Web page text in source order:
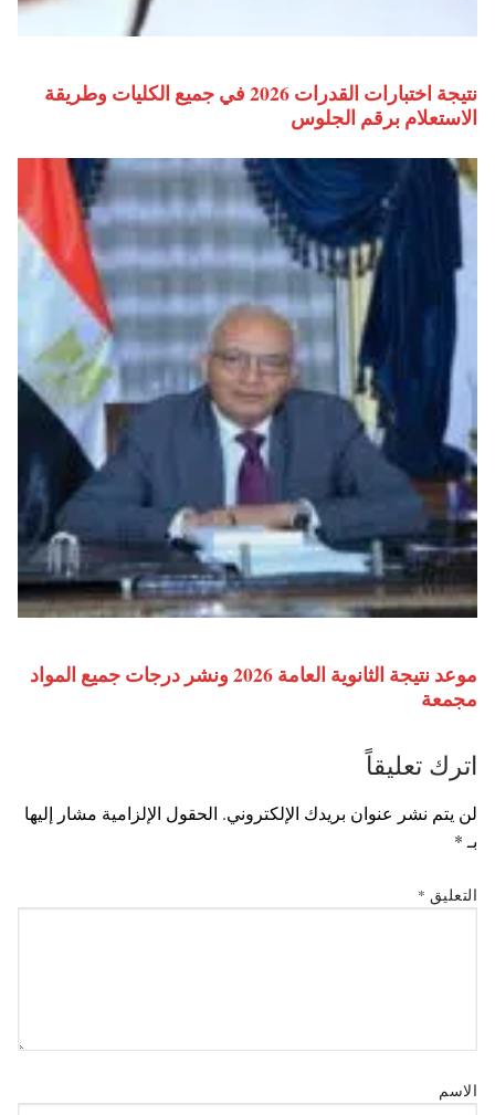
نتيجة اختبارات القدرات 2026 في جميع الكليات وطريقة
الاستعلام برقم الجلوس
موعد نتيجة الثانوية العامة 2026 ونشر درجات جميع المواد
مجمعة
اترك تعليقاً
لن يتم نشر عنوان بريدك الإلكتروني. الحقول الإلزامية مشار إليها
بـ *
التعليق *
الاسم